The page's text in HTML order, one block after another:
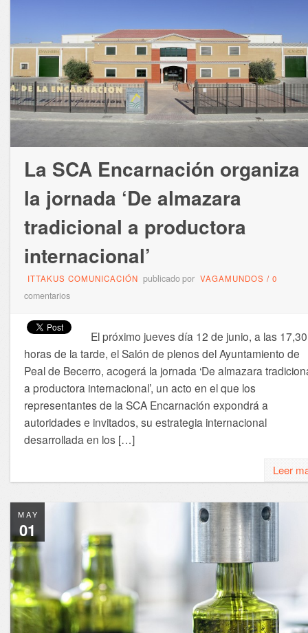
La SCA Encarnación organiza
la jornada ‘De almazara
tradicional a productora
internacional’
ITTAKUS COMUNICACIÓN publicado por VAGAMUNDOS / 0
comentarios
El próximo jueves día 12 de junio, a las 17,30
horas de la tarde, el Salón de plenos del Ayuntamiento de
Peal de Becerro, acogerá la jornada ‘De almazara
a productora internacional’, un acto en el que los
representantes de la SCA Encarnación expondrá a
autoridades e invitados, su estrategia internacional
desarrollada en los […]
Leer
MAY
01